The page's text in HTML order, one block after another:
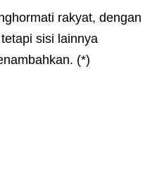
rakyat, dengan
sisi lainnya
(*)